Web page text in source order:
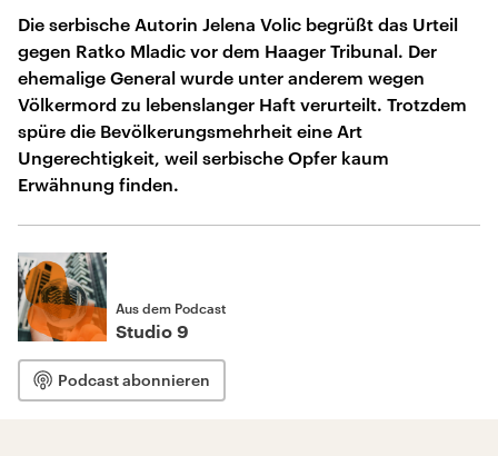
Die serbische Autorin Jelena Volic begrüßt das Urteil
gegen Ratko Mladic vor dem Haager Tribunal. Der
ehemalige General wurde unter anderem wegen
Völkermord zu lebenslanger Haft verurteilt. Trotzdem
spüre die Bevölkerungsmehrheit eine Art
Ungerechtigkeit, weil serbische Opfer kaum
Erwähnung finden.
Aus dem Podcast
Studio 9
Podcast abonnieren